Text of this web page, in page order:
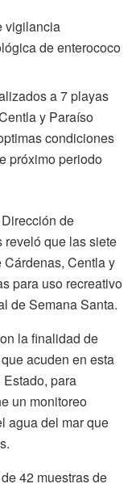
vigilancia
de enterococo
a 7 playas
y Paraíso
condiciones
próximo periodo
de
reveló que las siete
Centla y
para uso recreativo
de Semana Santa.
la finalidad de
acuden en esta
para
un monitoreo
agua del mar que
42 muestras de